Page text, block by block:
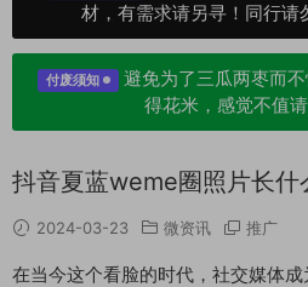
材，有需求请另寻！同行请
付废须知
避免为了三瓜两枣而
得花米，感觉不值
抖音夏蓝weme圈照片长什
2024-03-23 微资讯 推广
在当今这个看脸的时代，社交媒体